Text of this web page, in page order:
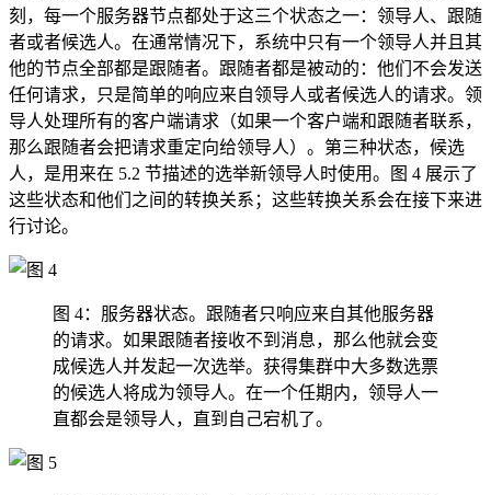
刻，每一个服务器节点都处于这三个状态之一：领导人、跟随
者或者候选人。在通常情况下，系统中只有一个领导人并且其
他的节点全部都是跟随者。跟随者都是被动的：他们不会发送
任何请求，只是简单的响应来自领导人或者候选人的请求。领
导人处理所有的客户端请求（如果一个客户端和跟随者联系，
那么跟随者会把请求重定向给领导人）。第三种状态，候选
人，是用来在 5.2 节描述的选举新领导人时使用。图 4 展示了
这些状态和他们之间的转换关系；这些转换关系会在接下来进
行讨论。
图 4：服务器状态。跟随者只响应来自其他服务器
的请求。如果跟随者接收不到消息，那么他就会变
成候选人并发起一次选举。获得集群中大多数选票
的候选人将成为领导人。在一个任期内，领导人一
直都会是领导人，直到自己宕机了。